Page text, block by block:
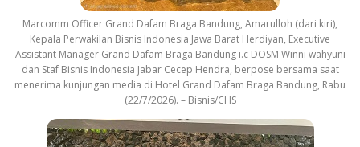
Marcomm Officer Grand Dafam Braga Bandung, Amarulloh (dari kiri),
Kepala Perwakilan Bisnis Indonesia Jawa Barat Herdiyan, Executive
Assistant Manager Grand Dafam Braga Bandung i.c DOSM Winni wahyuni
dan Staf Bisnis Indonesia Jabar Cecep Hendra, berpose bersama saat
menerima kunjungan media di Hotel Grand Dafam Braga Bandung, Rabu
(22/7/2026). – Bisnis/CHS